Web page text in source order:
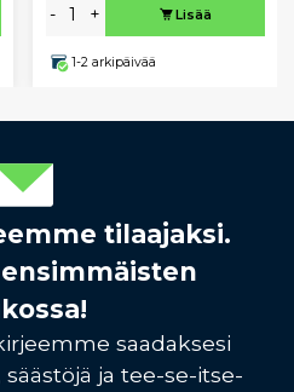
- + Lisää
1-2 arkipäivää
tilaajaksi.
saadaksesi
ja tee-se-itse-